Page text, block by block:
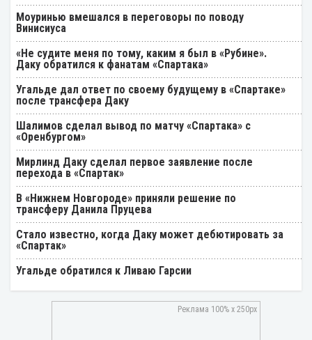
Моуринью вмешался в переговоры по поводу
Винисиуса
«Не судите меня по тому, каким я был в «Рубине».
Даку обратился к фанатам «Спартака»
Угальде дал ответ по своему будущему в «Спартаке»
после трансфера Даку
Шалимов сделал вывод по матчу «Спартака» с
«Оренбургом»
Мирлинд Даку сделал первое заявление после
перехода в «Спартак»
В «Нижнем Новгороде» приняли решение по
трансферу Данила Пруцева
Стало известно, когда Даку может дебютировать за
«Спартак»
Угальде обратился к Ливаю Гарсии